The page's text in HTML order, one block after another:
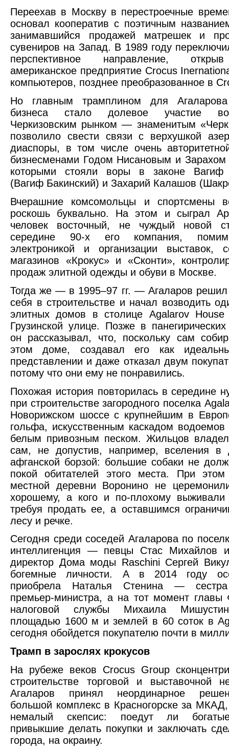
Переехав в Москву в перестроечные
основал кооператив с поэтичным
занимавшийся продажей матрешек и
сувениров на Запад. В 1989 году
перспективное направление,
американское предприятие Crocus
компьютеров, позднее преобразованное в
Но главным трамплином для
бизнеса стало долевое участие
Черкизовским рынком — знаменитым
позволило свести связи с верхушкой
диаспоры, в том числе очень
бизнесменами Годом Нисановым и
которыми стояли воры в законе Вагиф
(Вагиф Бакинский) и Захарий Калашов
Вчерашние комсомольцы и спортсмены
роскошь буквально. На этом и сыграл
человек восточный, не чуждый новой
середине 90-х его компания,
электроникой и организации выставок,
магазинов «Крокус» и «Сконти»,
продаж элитной одежды и обуви в Москве.
Тогда же — в 1995–97 гг. — Агаларов решил
себя в строительстве и начал возводить
элитных домов в столице Agalarov
Грузинской улице. Позже в панегирических
он рассказывал, что, поскольку сам
этом доме, создавал его как
представлении и даже отказал двум
потому что они ему не понравились.
Похожая история повторилась в середине
при строительстве загородного поселка
Новорижском шоссе с крупнейшим в
гольфа, искусственным каскадом
белым привозным песком. Жильцов
сам, не допустив, например, вселения в
афганской борзой: большие собаки не
покой обитателей этого места. При
местной деревни Воронино не
хорошему, а кого и по-плохому
требуя продать ее, а оставшимся
лесу и речке.
Сегодня среди соседей Агаларова по
интеллигенция — певцы Стас Михайлов
директор Дома моды Raschini Сергей
богемные личности. А в 2014 году
приобрела Наталья Стенина —
премьер-министра, а на тот момент главы
налоговой службы Михаила
площадью 1600 м и землей в 60 соток в
сегодня обойдется покупателю почти в
Трамп в зарослях крокусов
На рубеже веков Crocus Group
строительстве торговой и выставочной
Агаларов принял неординарное
большой комплекс в Красногорске за
немалый скепсис: поедут ли
привыкшие делать покупки и заключать
города, на окраину.